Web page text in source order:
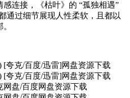
感连接，《枯叶》的 “孤独相遇”
通过细节展现人性柔软，且都以
[夸克/百度/迅雷]网盘资源下载
[夸克/百度/迅雷]网盘资源下载
网盘/百度网盘资源下载